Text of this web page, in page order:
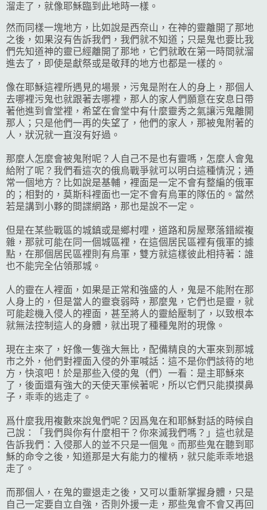
溜走了，就像耶穌臨到此地時一樣。
然而同樣一塊地方，比如說是西奈山，在神的靈離開了那地
之後，如果沒有告訴我們，我們就不知道；只是鬼也要比我
們先知道神的靈已經離開了那地，它們就敢在第一時間就溜
進去了，即使是獻祭或是敬拜的地方也都是一樣的。
像在耶穌這裡所遇見的場景，污鬼是附在人的身上，那個人
去哪裡污鬼也就跟著去哪裡，那人的家人們願意在安息日帶
著他進到會堂裡，希望在會堂中有什麼靈秀之氣讓污鬼離開
那人；只是他們一再的失望了，他們的家人，那被鬼附著的
人，狀況就一直沒有好過。
那麼人怎麼會被鬼附呢？人自己不是也有靈嗎，怎麼人會鬼
給附了呢？我們看這次的俄烏戰爭就可以明白這種情況；通
常一個地方？比如說是基輔，裡面是一定不會有整編的俄軍
的；相對的，莫斯科裡面也一定不會有烏軍的隊伍的。當然
若是講到小夥的間諜網路，那也是說不一定。
但是在某些戰區的城鎮或是鄉村哩，道路和房屋聚落錯縱複
雜，那就可能在同一個城區裡，在這個居民區裡有俄軍的據
點，在那個居民區裡則有烏軍，雙方就這樣彼此相持著：誰
也不能完全佔領那城。
人的靈在人裡面，如果是正常和強盛的人，鬼是不能附在那
人身上的，但是當人的靈衰弱時，那麼鬼，它們也是靈，就
可能趁機入侵人的裡面，甚至將人的靈給壓制了，以致根本
就無法控制這人的身體，就出現了種種鬼附的現像。
現在主來了，好像一隻強大無比，配備精良的大軍來到那城
市之外，他們對裡面入侵的外軍喊話：這不是你們該待的地
方，快滾吧！於是那些入侵的鬼（們）一看：是主耶穌來
了，後面還有強大的天使天軍候著呢，所以它們只能摸摸鼻
子，乖乖的逃走了。
爲什麼我用複數來說鬼們呢？因爲鬼在和耶穌對話的時候自
己說：「我們與你有什麼相干？你來滅我們嗎？」這也就是
告訴我們：入侵那人的並不只是一個鬼。而那些鬼在聽到耶
穌的命令之後，知道那是大有能力的權柄，就只能乖乖地退
走了。
而那個人，在鬼的靈退走之後，又可以重新掌握身體，只是
自己一定要自立自強，否則外援一走，那些鬼會不會又再回